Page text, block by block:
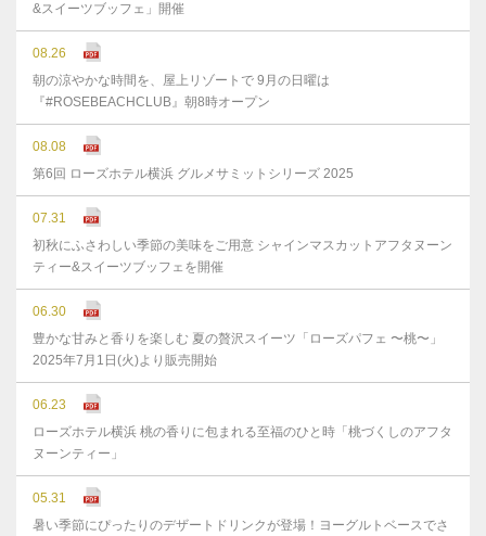
&スイーツブッフェ」開催
08.26
朝の涼やかな時間を、屋上リゾートで 9月の日曜は
『#ROSEBEACHCLUB』朝8時オープン
08.08
第6回 ローズホテル横浜 グルメサミットシリーズ 2025
07.31
初秋にふさわしい季節の美味をご用意 シャインマスカットアフタヌーン
ティー&スイーツブッフェを開催
06.30
豊かな⽢みと⾹りを楽しむ 夏の贅沢スイーツ「ローズパフェ 〜桃〜」
2025年7⽉1⽇(⽕)より販売開始
06.23
ローズホテル横浜 桃の香りに包まれる至福のひと時「桃づくしのアフタ
ヌーンティー」
05.31
暑い季節にぴったりのデザートドリンクが登場！ヨーグルトベースでさ